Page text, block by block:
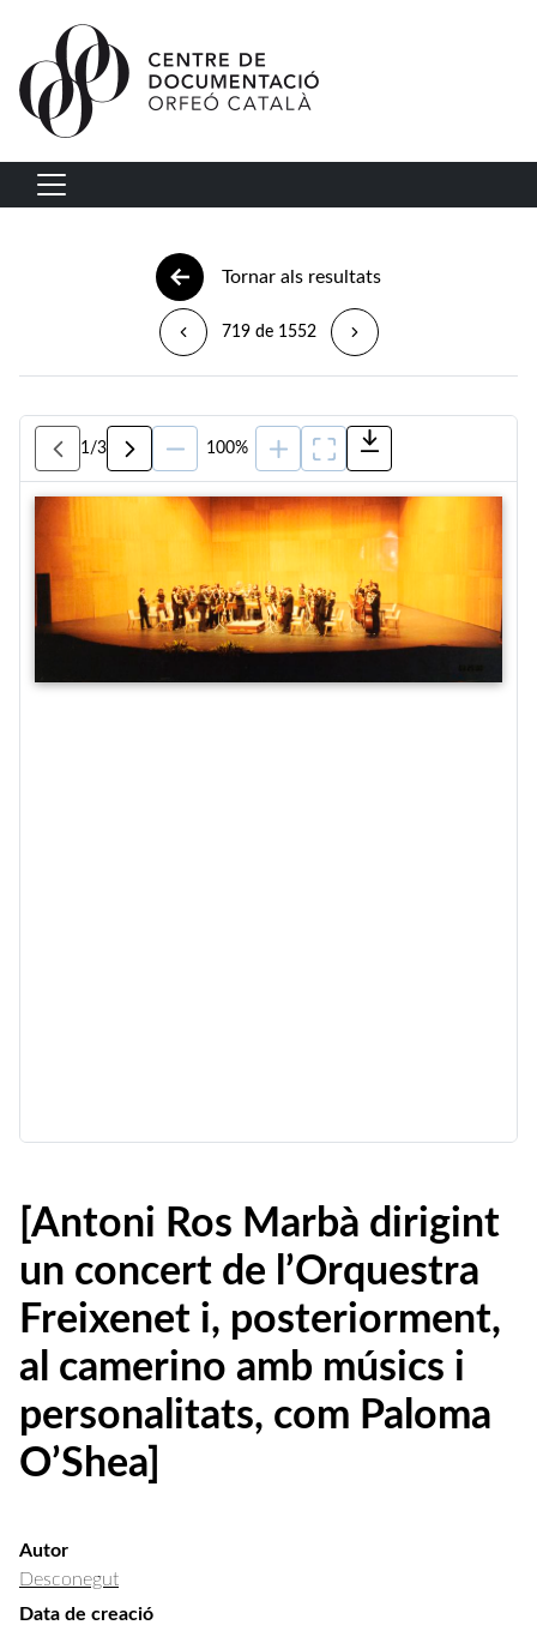
Vés al contingut
Navegació principal
Tornar als resultats
719 de 1552
1 /3 100%
[Antoni Ros Marbà dirigint
un concert de l’Orquestra
Freixenet i, posteriorment,
al camerino amb músics i
personalitats, com Paloma
O’Shea]
Autor
Desconegut
Data de creació